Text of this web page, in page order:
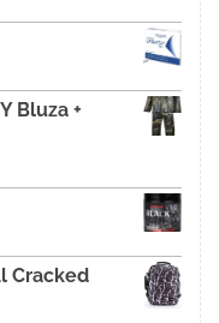
Bluza +
Cracked